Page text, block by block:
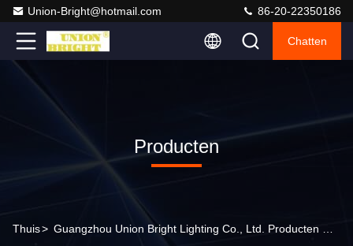
Union-Bright@hotmail.com 86-20-22350186
Chatten
Producten
Thuis>